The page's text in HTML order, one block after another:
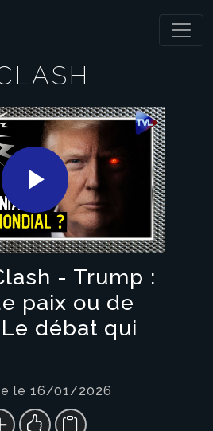
cookies
Play
Video
- Trump :
paix ou de
débat qui
le 16/01/2026